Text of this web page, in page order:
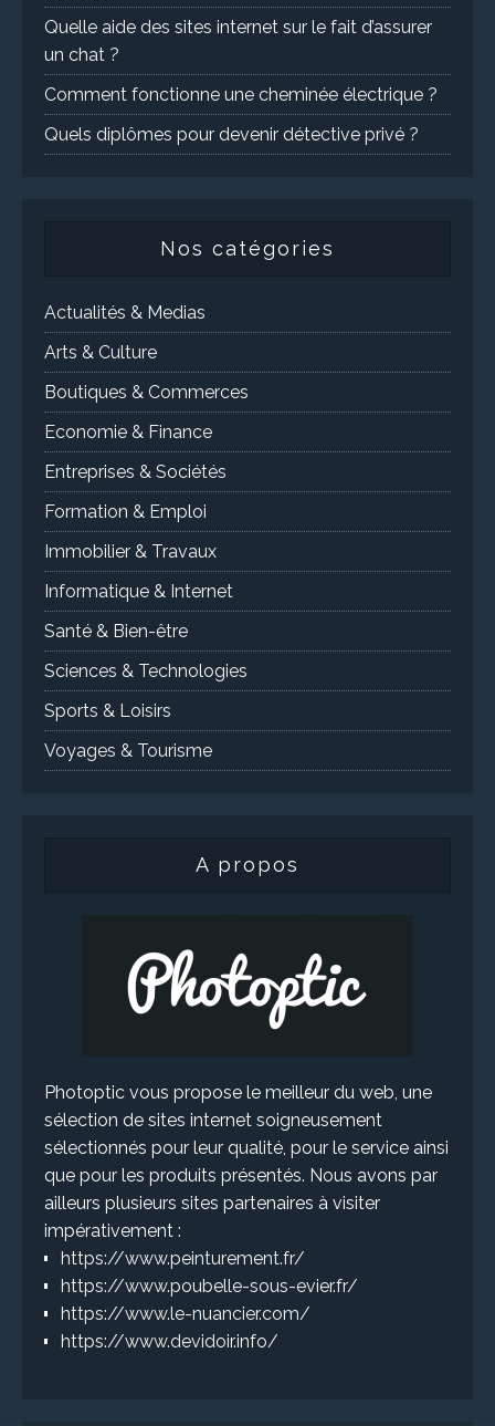
Quelle aide des sites internet sur le fait d’assurer
un chat ?
Comment fonctionne une cheminée électrique ?
Quels diplômes pour devenir détective privé ?
Nos catégories
Actualités & Medias
Arts & Culture
Boutiques & Commerces
Economie & Finance
Entreprises & Sociétés
Formation & Emploi
Immobilier & Travaux
Informatique & Internet
Santé & Bien-être
Sciences & Technologies
Sports & Loisirs
Voyages & Tourisme
A propos
Photoptic vous propose le meilleur du web, une
sélection de sites internet soigneusement
sélectionnés pour leur qualité, pour le service ainsi
que pour les produits présentés. Nous avons par
ailleurs plusieurs sites partenaires à visiter
impérativement :
https://www.peinturement.fr/
https://www.poubelle-sous-evier.fr/
https://www.le-nuancier.com/
https://www.devidoir.info/